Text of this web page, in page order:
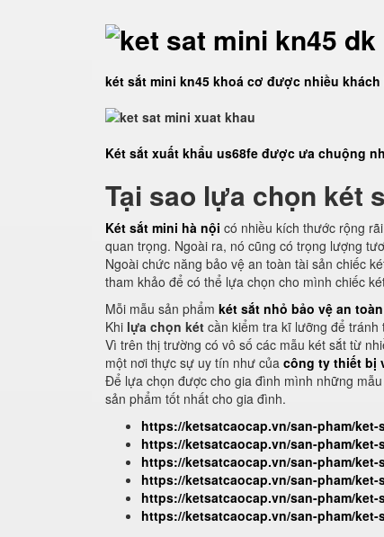
két sắt mini kn45 khoá cơ được nhiều
Két sắt xuất khẩu us68fe được ưa chuộng
Tại sao lựa chọn két
Két sắt mini hà nội có nhiều kích thước rộng
quan trọng. Ngoài ra, nó cũng có trọng lượng
Ngoài chức năng bảo vệ an toàn tài sản chiếc
tham khảo để có thể lựa chọn cho mình chiếc
Mỗi mẫu sản phẩm két sắt nhỏ bảo vệ an toàn
Khi lựa chọn két cần kiểm tra kĩ lưỡng để
Vì trên thị trường có vô số các mẫu két sắt từ
một nơi thực sự uy tín như của công ty thiết bị
Để lựa chọn được cho gia đình mình những mẫu
sản phẩm tốt nhất cho gia đình.
https://ketsatcaocap.vn/san-pham/ket-
https://ketsatcaocap.vn/san-pham/
https://ketsatcaocap.vn/san-pham/
https://ketsatcaocap.vn/san-pham/ket-
https://ketsatcaocap.vn/san-pham/ket-
https://ketsatcaocap.vn/san-pham/ket-